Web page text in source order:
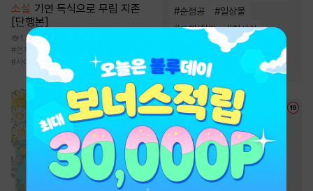
소설 기연 독식으로 무림 지존
[단행본]
1.3만
#먼치킨 신무협
#사이다물
#순정공 #일상물
#오해/착각 #첫사랑
#사랑꾼공
#연하공